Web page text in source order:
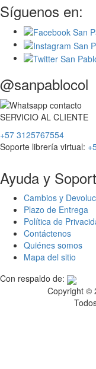
Síguenos en:
@sanpablocol
SERVICIO AL CLIENTE
+57 3125767554
Soporte librería virtual:
Ayuda y
Cambios y
Plazo de Entrega
Política de
Contáctenos
Quiénes somos
Mapa del sitio
Con respaldo de:
Copyright ©